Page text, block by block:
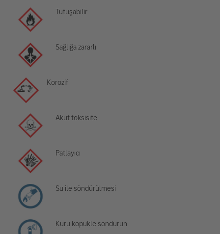
Tutuşabilir
Sağlığa zararlı
Korozif
Akut toksisite
Patlayıcı
Su ile söndürülmesi
Kuru köpükle söndürün